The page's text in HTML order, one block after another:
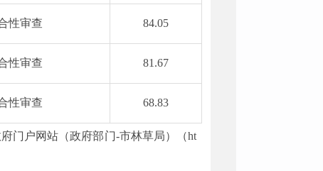
性审查 84.05
性审查 81.67
性审查 68.83
门户网站（政府部门-市林草局）（ht